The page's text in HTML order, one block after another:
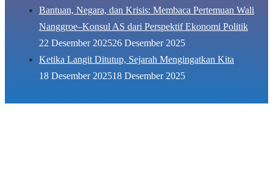
Bantuan, Negara, dan Krisis: Membaca Pertemuan Wali
Nanggroe–Konsul AS dari Perspektif Ekonomi Politik
22 Desember 202526 Desember 2025
Ketika Langit Ditutup, Sejarah Mengingatkan Kita
18 Desember 202518 Desember 2025